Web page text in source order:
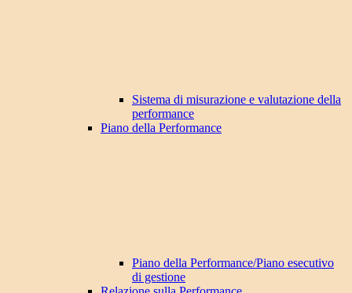
Sistema di misurazione e valutazione della
performance
Piano della Performance
Piano della Performance/Piano esecutivo
di gestione